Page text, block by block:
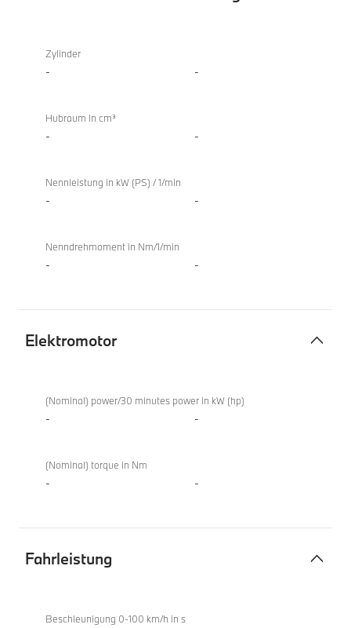
Turbo
Verbrennungsmotor
xDrive
Gran
Zylinder
- -
Hubraum in cm³
- -
Nennleistung in kW (PS) / 1/min
- -
Nenndrehmoment in Nm/1/min
- -
Elektromotor
xDrive
Gran
(Nominal) power/30 minutes power in kW (hp)
- -
(Nominal) torque in Nm
- -
Fahrleistung
xDrive
Beschleunigung 0-100 km/h in s